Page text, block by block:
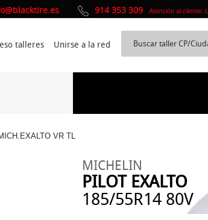
VR TL
MICHELIN
PILOT EXALTO
185/55R14 80V
914 353 309 Atención al cliente:
talleres Unirse a la red